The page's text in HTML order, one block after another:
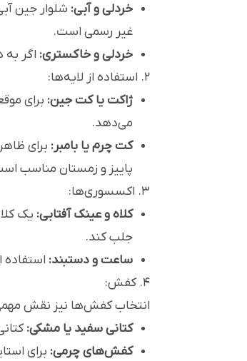
خردلی و آبی: شلوار جین
غیر رسمی است.
خردلی و خاکستری: اگر
۲. استفاده از لایه‌ها:
ژاکت یا کت جین: برای
می‌دهد.
کت چرم یا بامبر: برای
پاییز و زمستان مناسب
۳. اکسسوری‌ها:
کلاه و عینک آفتابی: یک
جلب کند.
ساعت و دستبند:
۴. کفش:
انتخاب کفش‌ها نیز نقش
کتانی سفید یا مشکی:
کفش‌های چرمی: برای